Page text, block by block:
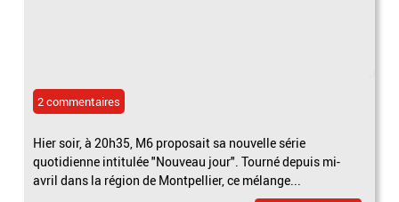
2 commentaires
Hier soir, à 20h35, M6 proposait sa nouvelle série
quotidienne intitulée "Nouveau jour". Tourné depuis mi-
avril dans la région de Montpellier, ce mélange...